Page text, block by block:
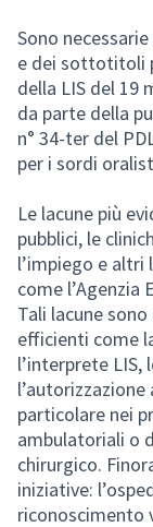
Sono
e dei sottotitoli
della LIS del 19
da parte della
n° 34-ter del
per i sordi
Le lacune più
pubblici, le
l’impiego e altri
come l’Agenzia
Tali lacune
efficienti come
l’interprete LIS,
particolare nei
ambulatoriali o
chirurgico.
iniziative:
riconoscimento